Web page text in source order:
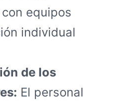
equipos
individual
de los
El personal